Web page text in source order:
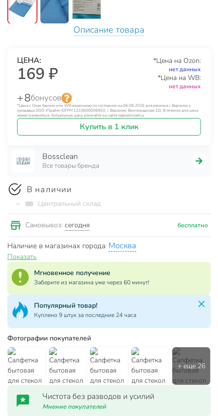
Описание товара
ЦЕНА:
169 ₽
*Цена на Ozon:
нет данных
*Цена на WB:
нет данных
+ 8бонусов
*Цена с Озон банком или WB кошельком по состоянию на 06.08.2026 для региона г. Воронеж у
продавца ООО «Прайм» (ОГРН 1233600006903, г. Воронеж, Волгоградская 32). В течение дня цена
может изменяться. Актуальную цену уточняйте на сайте маркетплейса.
Купить в 1 клик
Bossclean
Все товары бренда
В наличии
~ Центральный склад
Самовывоз: сегодня бесплатно
Наличие в магазинах города Москва
Показать
Мгновенное получение
Заберите из магазина уже через 60 минут!
Популярный товар!
Куплено 9 штук за последние 24 часа
Фотографии покупателей
Чистота без разводов и усилий
Мнение покупателей